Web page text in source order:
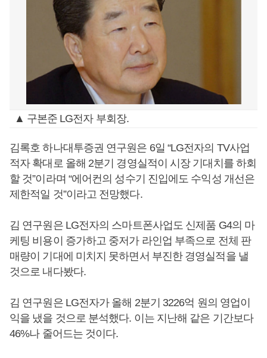
▲ 구본준 LG전자 부회장.
김록호 하나대투증권 연구원은 6일 “LG전자의 TV사업
적자 확대로 올해 2분기 경영실적이 시장 기대치를 하회
할 것”이라며 “에어컨의 성수기 진입에도 수익성 개선은
제한적일 것”이라고 전망했다.
김 연구원은 LG전자의 스마트폰사업도 신제품 G4의 마
케팅 비용이 증가하고 중저가 라인업 부족으로 전체 판
매량이 기대에 미치지 못하면서 부진한 경영실적을 낼
것으로 내다봤다.
김 연구원은 LG전자가 올해 2분기 3226억 원의 영업이
익을 냈을 것으로 분석했다. 이는 지난해 같은 기간보다
46%나 줄어드는 것이다.